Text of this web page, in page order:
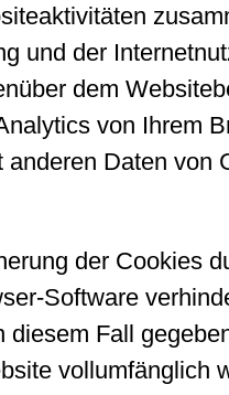
und der
dem
von Ihrem
Daten von
der Cookies
Software
diesem Fall
vollumfänglich